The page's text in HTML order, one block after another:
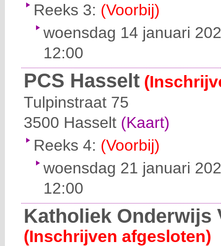
Reeks 3: (Voorbij)
woensdag 14 januari
12:00
PCS Hasselt
Tulpinstraat 75
3500 Hasselt (Kaart)
Reeks 4: (Voorbij)
woensdag 21 januari
12:00
Katholiek Onderwijs
(Inschrijven afgesloten)